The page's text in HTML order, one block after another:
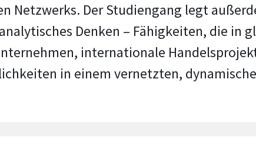
Netzwerks. Der Studiengang legt
Denken – Fähigkeiten, die in
internationale
in einem vernetzten,